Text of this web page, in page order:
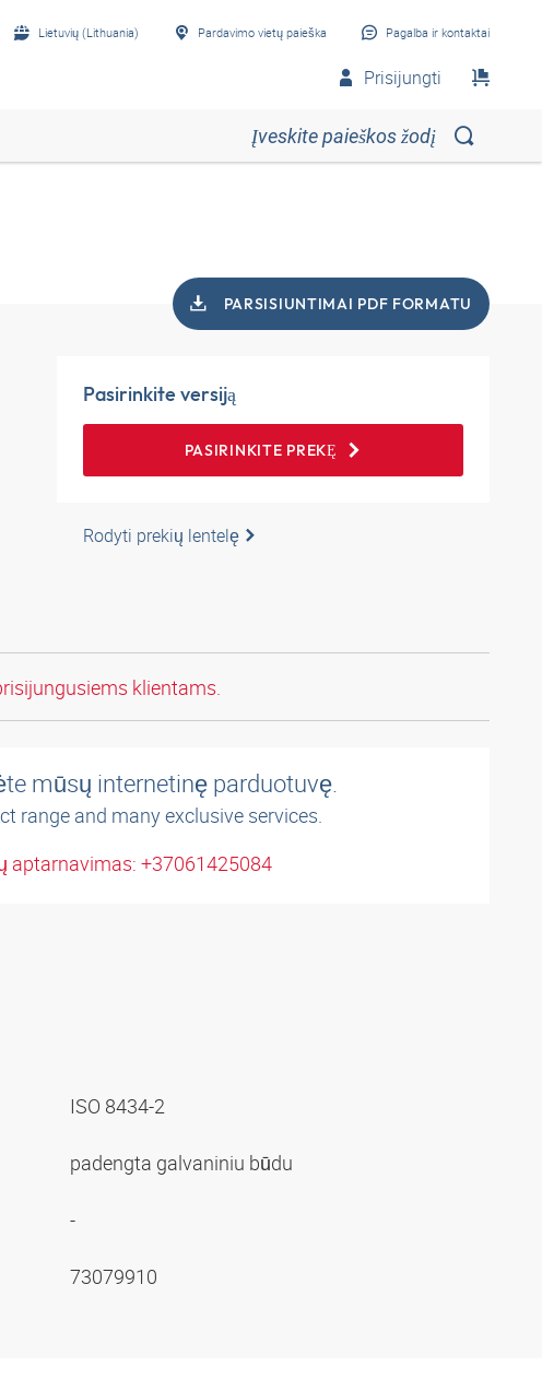
Lietuvių (Lithuania) Pardavimo vietų paieška Pagalba ir kontaktai
Prisijungti
PARSISIUNTIMAI PDF FORMATU
Pasirinkite versiją
PASIRINKITE PREKĘ
Rodyti prekių lentelę
klientams.
mūsų internetinę parduotuvę.
range and many exclusive services.
aptarnavimas: +37061425084
ISO 8434-2
padengta galvaniniu būdu
-
73079910